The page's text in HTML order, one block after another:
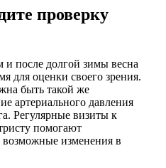
проверку
после долгой зимы весна
для оценки своего зрения.
быть такой же
артериального давления
Регулярные визиты к
помогают
изменения в